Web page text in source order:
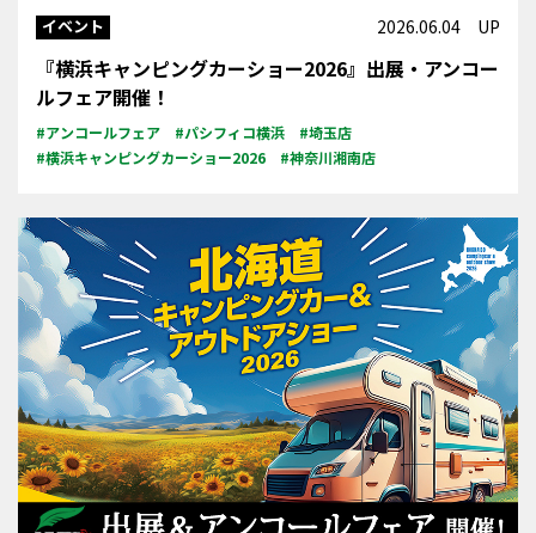
イベント 2026.06.04 UP
『横浜キャンピングカーショー2026』出展・アンコー
ルフェア開催！
#アンコールフェア #パシフィコ横浜
#埼玉店
#横浜キャンピングカーショー2026
#神奈川湘南店